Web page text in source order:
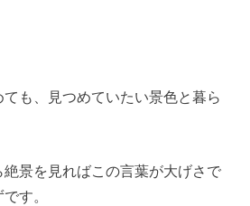
ても、見つめていたい景色と暮ら
景を見ればこの言葉が大げさで
す。